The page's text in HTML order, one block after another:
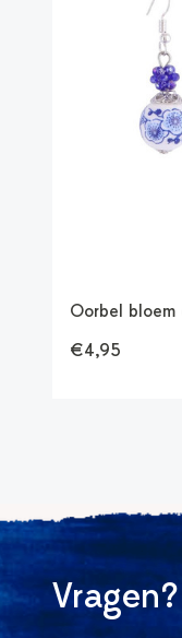
Oorbel
€4,95